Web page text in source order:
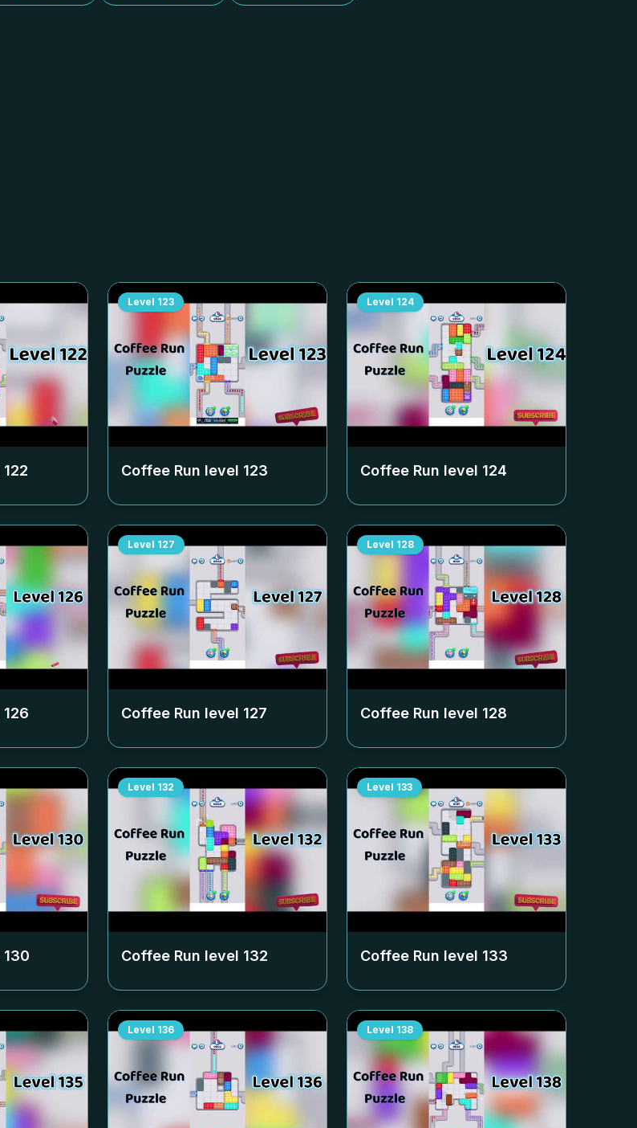
122
Level 123
Coffee Run level 123
Level 124
Coffee Run level 124
126
Level 127
Coffee Run level 127
Level 128
Coffee Run level 128
130
Level 132
Coffee Run level 132
Level 133
Coffee Run level 133
Level 136 Level 138